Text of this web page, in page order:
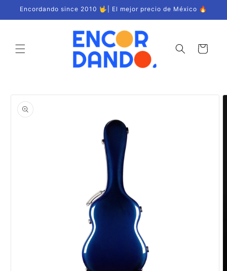
directamente
al contenido
Encordando since 2010 🤟| El mejor precio de México 🔥
Carrito
directamente
información